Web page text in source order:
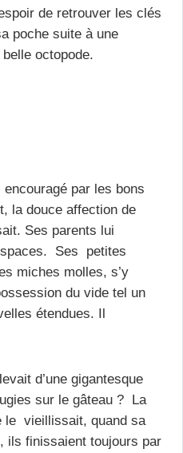
de retrouver les clés
poche suite à une
octopode.
encouragé par les bons
la douce affection de
Ses parents lui
Ses petites
miches molles, s’y
du vide tel un
étendues. Il
d’une gigantesque
sur le gâteau ? La
le vieillissait, quand sa
ils finissaient toujours par